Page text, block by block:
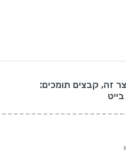
זה, קבצים תומכים: